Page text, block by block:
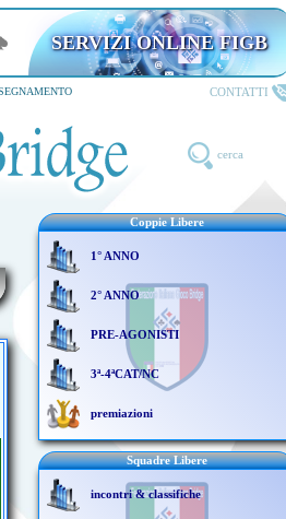
SERVIZI ONLINE FIGB
CONTATTI
cerca
Coppie Libere
1° ANNO
2° ANNO
PRE-AGONISTI
3ª-4ªCAT/NC
premiazioni
Squadre Libere
incontri & classifiche